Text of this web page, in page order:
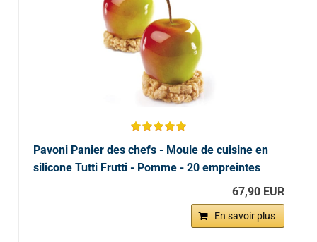
Pavoni Panier des chefs - Moule de cuisine en
silicone Tutti Frutti - Pomme - 20 empreintes
67,90 EUR
En savoir plus